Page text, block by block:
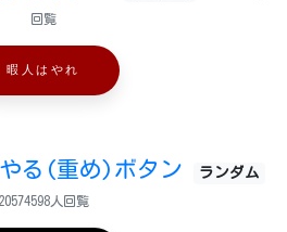
回覧
暇人はやれ
る(重め)ボタン ランダム
20574598人回覧